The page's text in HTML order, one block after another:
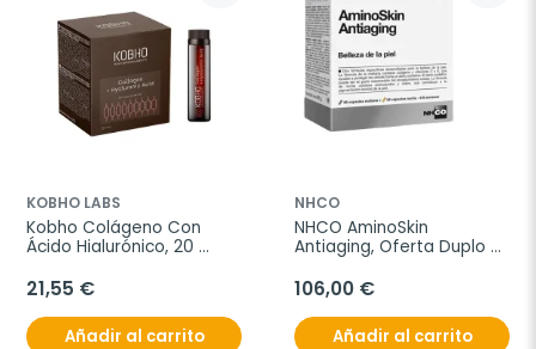
KOBHO LABS
Kobho Colágeno Con
Ácido Hialurónico, 20
21,55 €
Añadir al carrito
NHCO
NHCO AminoSkin
Antiaging, Oferta Duplo
56 cápsulas dia
106,00 €
Añadir al carrito